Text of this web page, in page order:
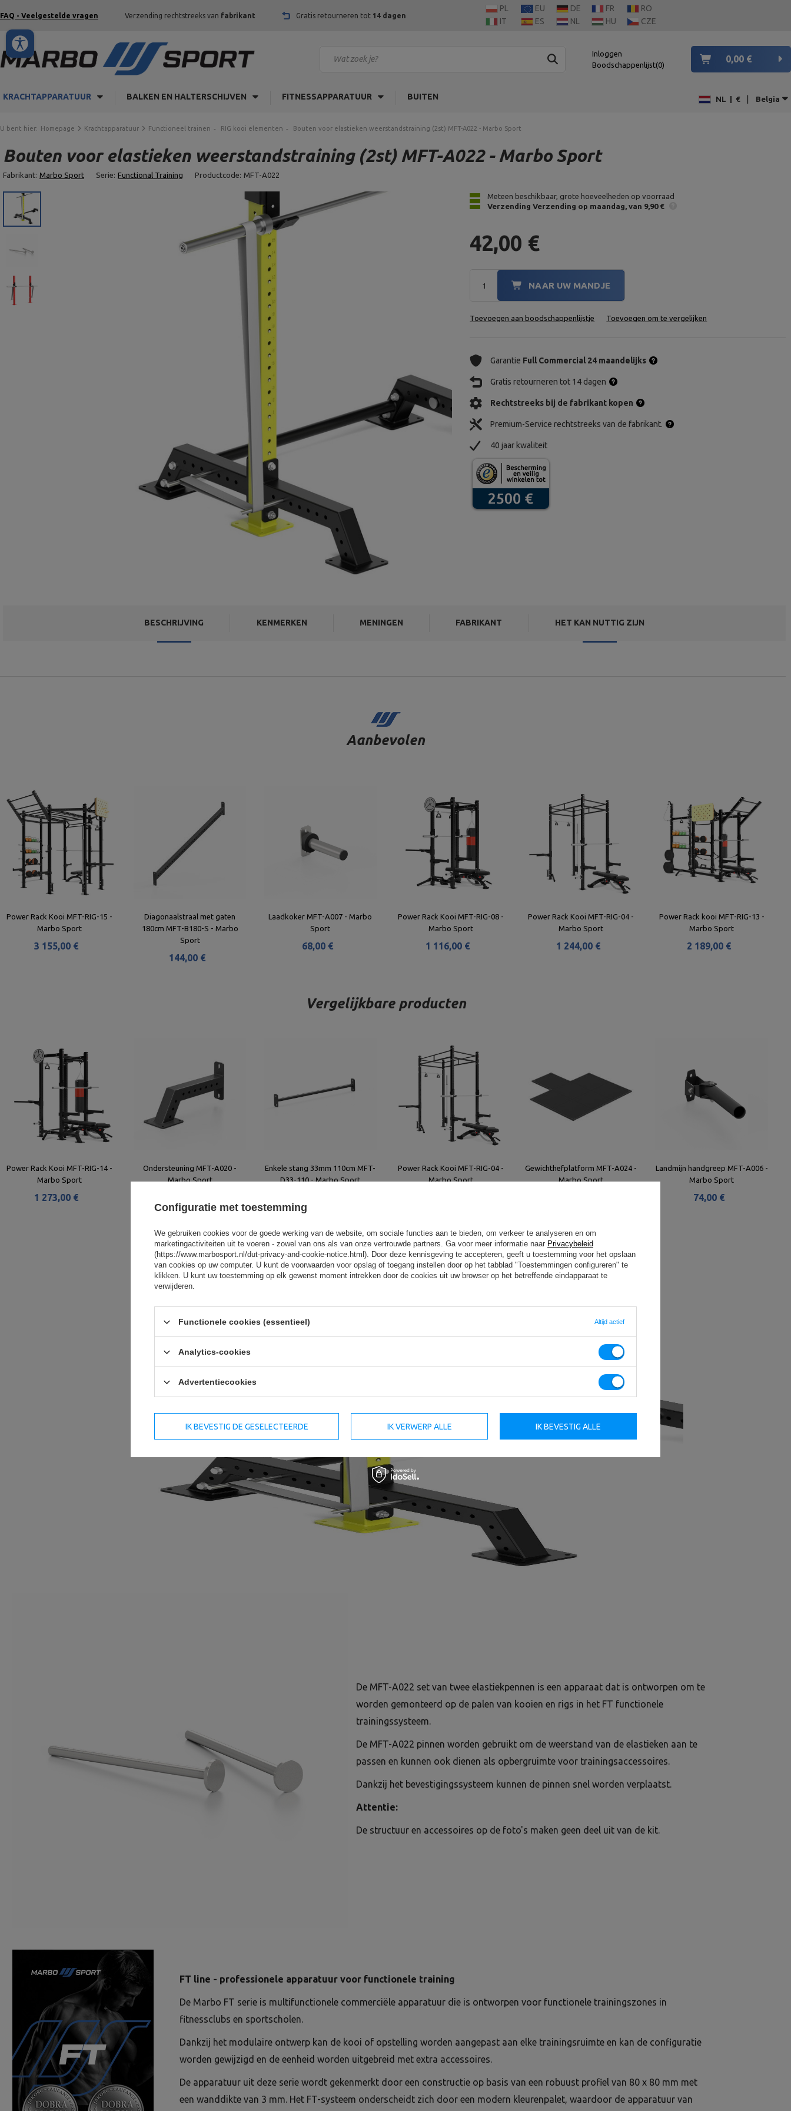
FAQ - Veelgestelde vragen Verzending rechtstreeks van fabrikant Gratis retourneren tot 14 dagen
PL EU DE FR
RO
IT
ES NL HU CZE
Inloggen
Boodschappenlijst 0
0,00 €
KRACHTAPPARATUUR BALKEN EN HALTERSCHIJVEN FITNESSAPPARATUUR BUITEN NL € | Belgia
U bent hier: Homepage Krachtapparatuur Functioneel trainen RIG kooi elementen Bouten voor elastieken weerstandstraining (2st) MFT-A022 - Marbo Sport
Bouten voor elastieken weerstandstraining (2st) MFT-A022 - Marbo Sport
Fabrikant: Marbo Sport Serie: Functional Training Productcode: MFT-A022
Meteen beschikbaar, grote hoeveelheden op voorraad
Verzending Verzending op maandag van 9,90 €
42,00 €
NAAR UW MANDJE
Toevoegen aan boodschappenlijstje Toevoegen om te vergelijken
Garantie Full Commercial 24 maandelijks
Gratis retourneren tot 14 dagen
Rechtstreeks bij de fabrikant kopen
Premium-Service rechtstreeks van de fabrikant.
40 jaar kwaliteit
BESCHRIJVING KENMERKEN MENINGEN FABRIKANT HET KAN NUTTIG ZIJN
Aanbevolen
Power Rack Kooi MFT-RIG-15 -
Marbo Sport
3 155,00 €
Diagonaalstraal met gaten
180cm MFT-B180-S - Marbo
Sport
144,00 €
Laadkoker MFT-A007 - Marbo
Sport
68,00 €
Power Rack Kooi MFT-RIG-08 -
Marbo Sport
1 116,00 €
Power Rack Kooi MFT-RIG-04 -
Marbo Sport
1 244,00 €
Power Rack kooi MFT-RIG-13 -
Marbo Sport
2 189,00 €
Vergelijkbare producten
Power Rack Kooi MFT-RIG-14 -
Marbo Sport
1 273,00 €
Ondersteuning MFT-A020 -
Marbo Sport
Enkele stang 33mm 110cm MFT-
D33-110 - Marbo Sport
Power Rack Kooi MFT-RIG-04 -
Marbo Sport
Gewichthefplatform MFT-A024 -
Marbo Sport
Landmijn handgreep MFT-A006 -
Marbo Sport
74,00 €
De MFT-A022 set van twee elastiekpennen is een apparaat dat is ontworpen om te
worden gemonteerd op de palen van kooien en rigs in het FT functionele
trainingssysteem.
De MFT-A022 pinnen worden gebruikt om de weerstand van de elastieken aan te
passen en kunnen ook dienen als opbergruimte voor trainingsaccessoires.
Dankzij het bevestigingssysteem kunnen de pinnen snel worden verplaatst.
Attentie:
De structuur en accessoires op de foto's maken geen deel uit van de kit.
FT line - professionele apparatuur voor functionele training
De Marbo FT serie is multifunctionele commerciële apparatuur die is ontworpen voor functionele trainingszones in
fitnessclubs en sportscholen.
Dankzij het modulaire ontwerp kan de kooi of opstelling worden aangepast aan elke trainingsruimte en kan de configuratie
worden gewijzigd en de eenheid worden uitgebreid met extra accessoires.
De apparatuur uit deze serie wordt gekenmerkt door een constructie op basis van een robuust profiel van 80 x 80 mm met
een wanddikte van 3 mm. Het FT-systeem onderscheidt zich door een modern kleurenpalet, waardoor de apparatuur van
Configuratie met toestemming
We gebruiken cookies voor de goede werking van de website, om sociale functies aan te bieden, om verkeer te analyseren en om
marketingactiviteiten uit te voeren - zowel van ons als van onze vertrouwde partners. Ga voor meer informatie naar Privacybeleid
(https://www.marbosport.nl/dut-privacy-and-cookie-notice.html). Door deze kennisgeving te accepteren, geeft u toestemming voor het opslaan
van cookies op uw computer. U kunt de voorwaarden voor opslag of toegang instellen door op het tabblad "Toestemmingen configureren" te
klikken. U kunt uw toestemming op elk gewenst moment intrekken door de cookies uit uw browser op het betreffende eindapparaat te
verwijderen.
Functionele cookies (essentieel) Altijd actief
Analytics-cookies
Advertentiecookies
IK BEVESTIG DE GESELECTEERDE IK VERWERP ALLE IK BEVESTIG ALLE